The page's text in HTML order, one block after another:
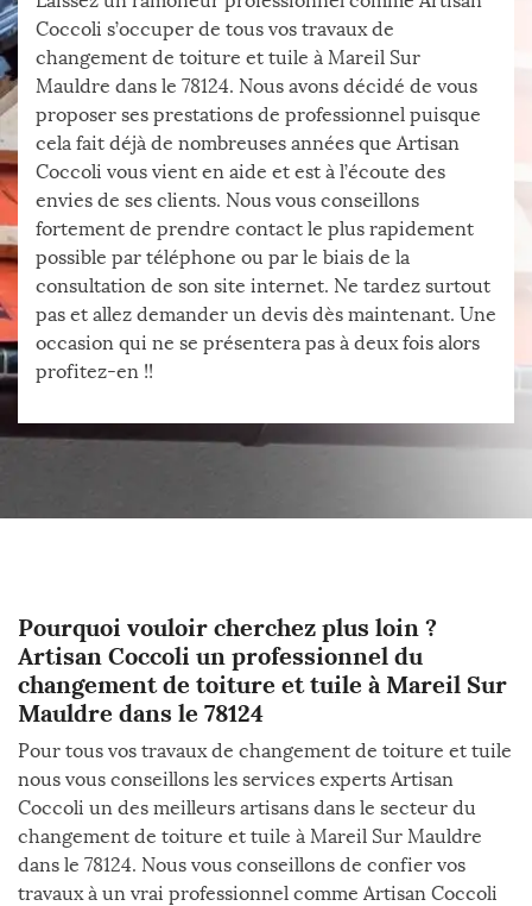
Coccoli s’occuper de tous vos travaux de
changement de toiture et tuile à Mareil Sur
Mauldre dans le 78124. Nous avons décidé de vous
proposer ses prestations de professionnel puisque
cela fait déjà de nombreuses années que Artisan
Coccoli vous vient en aide et est à l’écoute des
envies de ses clients. Nous vous conseillons
fortement de prendre contact le plus rapidement
possible par téléphone ou par le biais de la
consultation de son site internet. Ne tardez surtout
pas et allez demander un devis dès maintenant. Une
occasion qui ne se présentera pas à deux fois alors
profitez-en !!
Pourquoi vouloir cherchez plus loin ?
Artisan Coccoli un professionnel du
changement de toiture et tuile à Mareil Sur
Mauldre dans le 78124
Pour tous vos travaux de changement de toiture et tuile
nous vous conseillons les services experts Artisan
Coccoli un des meilleurs artisans dans le secteur du
changement de toiture et tuile à Mareil Sur Mauldre
dans le 78124. Nous vous conseillons de confier vos
travaux à un vrai professionnel comme Artisan Coccoli